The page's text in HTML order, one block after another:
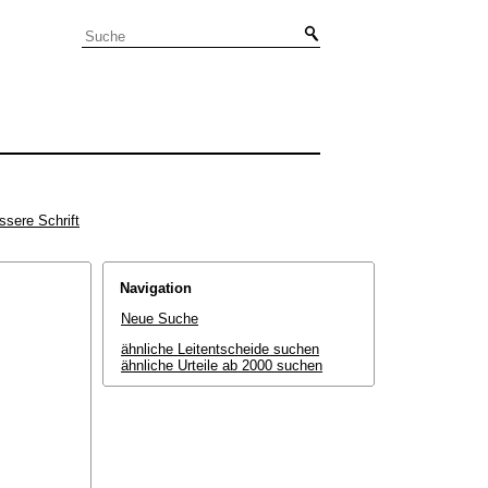
Schrift
Navigation
Neue Suche
ähnliche Leitentscheide suchen
ähnliche Urteile ab 2000 suchen